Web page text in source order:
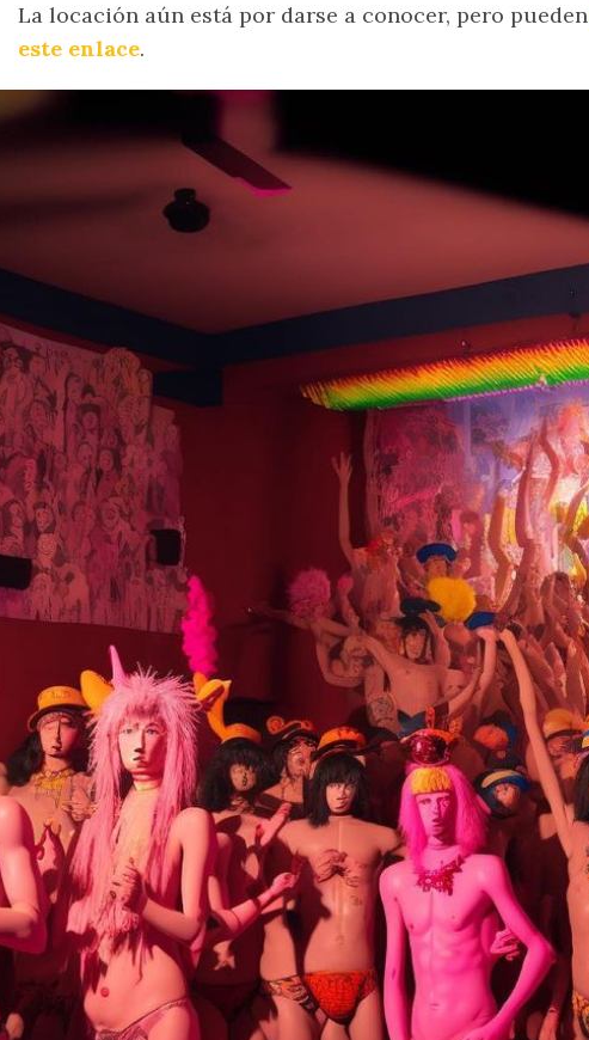
La locación aún está por darse a conocer, pero pueden
este enlace.